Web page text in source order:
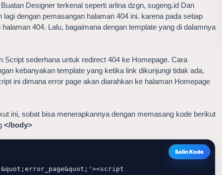
Designer terkenal seperti arlina dzgn, sugeng.id Dan
dengan pemasangan halaman 404 ini. karena pada setiap
404. Lalu, bagaimana dengan template yang di dalamnya
Script sederhana untuk redirect 404 ke Homepage. Cara
kebanyakan template yang ketika link dikunjungi tidak ada,
ini dimana error page akan diarahkan ke halaman Homepage
ini, sobat bisa menerapkannya dengan memasang kode berikut
</body>
Salin Kode